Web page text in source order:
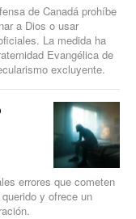
de Canadá prohíbe
a Dios o usar
La medida ha
Evangélica de
excluyente.
errores que cometen
y ofrece un